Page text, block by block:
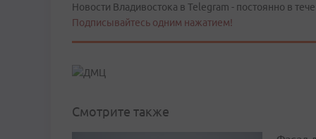
Новости Владивостока в Telegram - постоянно в
Подписывайтесь одним нажатием!
Смотрите также